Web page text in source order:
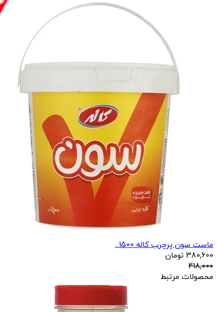
ماست سون پرچرب کاله 1500...
380,600 تومان
418,000
محصولات مرتبط